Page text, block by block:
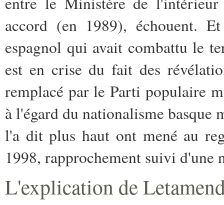
accord (en 1989), échouent.
espagnol qui avait combattu le
est en crise du fait des
remplacé par le Parti populaire
à l'égard du nationalisme basque
l'a dit plus haut ont mené au
1998, rapprochement suivi d'une
L'explication de